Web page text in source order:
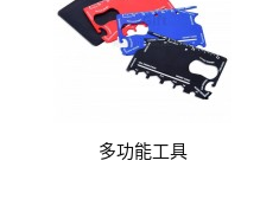
多功能工具